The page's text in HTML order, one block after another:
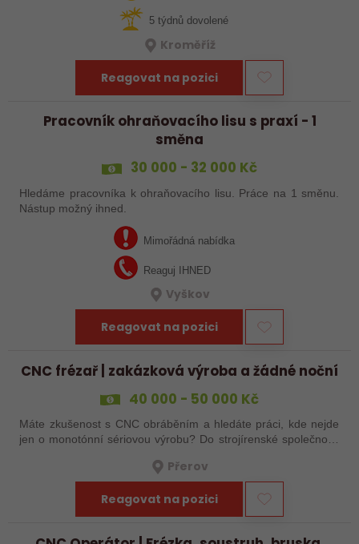
5 týdnů dovolené
Kroměříž
Reagovat na pozici
Pracovník ohraňovacího lisu s praxí - 1
směna
30 000 - 32 000 Kč
Hledáme pracovníka k ohraňovacího lisu. Práce na 1 směnu.
Nástup možný ihned.
Mimořádná nabídka
Reaguj IHNED
Vyškov
Reagovat na pozici
CNC frézař | zakázková výroba a žádné noční
40 000 - 50 000 Kč
Máte zkušenost s CNC obráběním a hledáte práci, kde nejde
jen o monotónní sériovou výrobu? Do strojírenské společnosti
Přerov
Reagovat na pozici